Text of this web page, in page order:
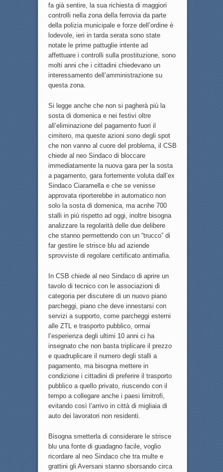
fa già sentire, la sua richiesta di maggiori
controlli nella zona della ferrovia da parte
della polizia municipale e forze dell’ordine è
lodevole, ieri in tarda serata sono state
notate le prime pattuglie intente ad
affettuare i controlli sulla prostituzione, sono
molti anni che i cittadini chiedevano un
interessamento dell’amministrazione su
questa zona.
Si legge anche che non si pagherà più la
sosta di domenica e nei festivi oltre
all’eliminazione del pagamento fuori il
cimitero, ma queste azioni sono degli spot
che non vanno al cuore del problema, il CSB
chiede al neo Sindaco di bloccare
immediatamente la nuova gara per la sosta
a pagamento, gara fortemente voluta dall’ex
Sindaco Ciaramella e che se venisse
approvata riporterebbe in automatico non
solo la sosta di domenica, ma acnhe 700
stalli in più rispetto ad oggi, inoltre bisogna
analizzare la regolarità delle due delibere
che stanno permettendo con un “trucco” di
far gestire le strisce blu ad aziende
sprovviste di regolare certificato antimafia.
In CSB chiede al neo Sindaco di aprire un
tavolo di tecnico con le associazioni di
categoria per discutere di un nuovo piano
parcheggi, piano che deve innestarsi con
servizi a supporto, come parcheggi esterni
alle ZTL e trasporto pubblico, ormai
l’esperienza degli ultimi 10 anni ci ha
insegnato che non basta triplicare il prezzo
e quadruplicare il numero degli stalli a
pagamento, ma bisogna mettere in
condizione i cittadini di preferire il trasporto
pubblico a quello privato, riuscendo con il
tempo a collegare anche i paesi limitrofi,
evitando così l’arrivo in città di migliaia di
auto dei lavoratori non residenti.
Bisogna smetterla di considerare le strisce
blu una fonte di guadagno facile, voglio
ricordare al neo Sindaco che tra multe e
grattini gli Aversani stanno sborsando circa